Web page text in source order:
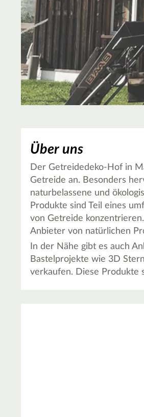
Über uns
Der Getreidedeko-Hof in
Getreide an. Besonders
naturbelassene und
Produkte sind Teil eines
von Getreide
Anbieter von natürlichen
In der Nähe gibt es auch
Bastelprojekte wie 3D
verkaufen. Diese Produkte